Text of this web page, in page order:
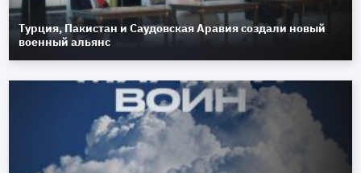
Турция, Пакистан и Саудовская Аравия создали новый
военный альянс